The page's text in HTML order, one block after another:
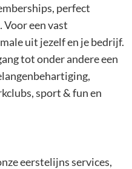
perfect
een vast
uit jezelf en je bedrijf.
tot onder andere een
sport & fun en
eerstelijns services,